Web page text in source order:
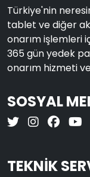
Türkiye'nin
tablet ve diğer
onarım işlemleri
365 gün yedek
onarım hizmeti
SOSYAL
TEKNİK